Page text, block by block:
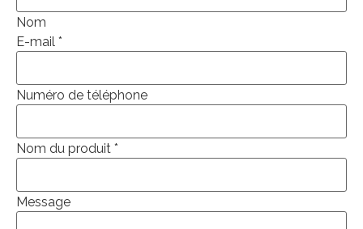
Nom
E-mail *
Numéro de téléphone
Nom du produit *
Message